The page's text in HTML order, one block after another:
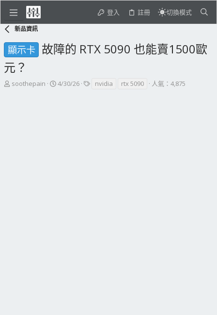
登入 註冊 切換模式
新品資訊
顯示卡 故障的 RTX 5090 也能賣1500歐
元？
主
soothepain
開
4/30/26
標nvidia rtx 5090 人氣：4,875